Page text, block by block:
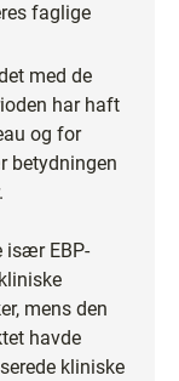
faglige
med de
har haft
og for
betydningen
især EBP-
mens den
havde
kliniske